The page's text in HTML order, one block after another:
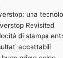
una
Revisited
di stampa
accettabili